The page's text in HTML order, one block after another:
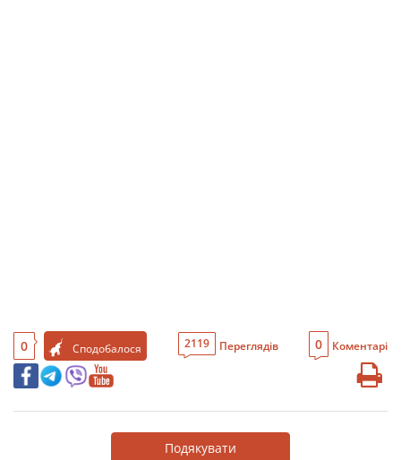
0 Сподобалося 2119 Переглядів 0 Коментарі
Подякувати